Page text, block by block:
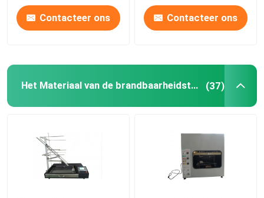
Contacteer ons Contacteer ons
Het Materiaal van de brandbaarheidstest (37)